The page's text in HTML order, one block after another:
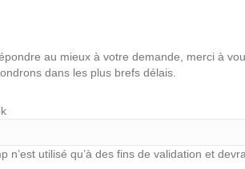
au mieux à votre demande, merci à
dans les plus brefs délais.
n’est utilisé qu’à des fins de validation et